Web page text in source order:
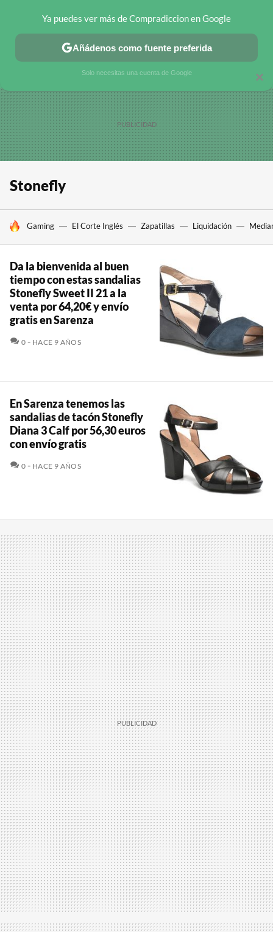
CHOLLOS TELEGRAM OFERTAS EN MÓVILES OFERTAS EN
Stonefly
HOY SE HABLA DE
Gaming El Corte Inglés Zapatillas Liquidación
Da la bienvenida al buen
tiempo con estas sandalias
Stonefly Sweet II 21 a la
venta por 64,20€ y envío
gratis en Sarenza
0 COMENTARIOS
HACE 9 AÑOS
En Sarenza tenemos las
sandalias de tacón Stonefly
Diana 3 Calf por 56,30 euros
con envío gratis
0 COMENTARIOS
HACE 9 AÑOS
×
Ya puedes ver más de Compradiccion en Google
Añádenos como fuente preferida
Solo necesitas una cuenta de Google